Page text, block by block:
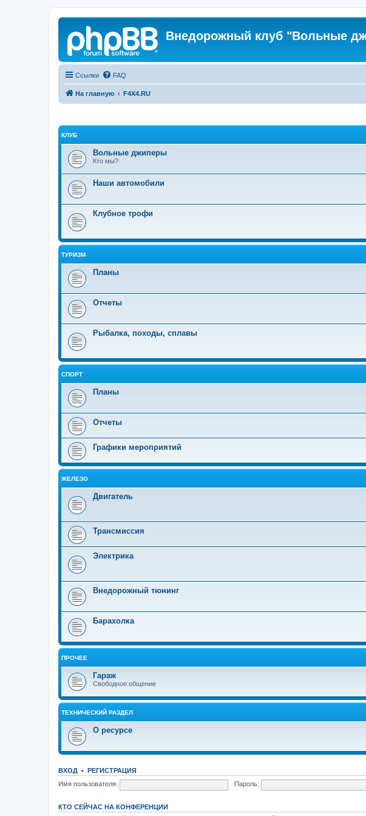
Внедорожный клуб "Вольные
Ссылки FAQ
На главную F4X4.RU
КЛУБ
Вольные джиперы
Кто мы?
Наши автомобили
Клубное трофи
ТУРИЗМ
Планы
Отчеты
Рыбалка, походы, сплавы
СПОРТ
Планы
Отчеты
Графики мероприятий
ЖЕЛЕЗО
Двигатель
Трансмиссия
Электрика
Внедорожный тюнинг
Барахолка
ПРОЧЕЕ
Гараж
Свободное общение
ТЕХНИЧЕСКИЙ РАЗДЕЛ
О ресурсе
ВХОД • РЕГИСТРАЦИЯ
Имя пользователя:
Пароль:
КТО СЕЙЧАС НА КОНФЕРЕНЦИИ